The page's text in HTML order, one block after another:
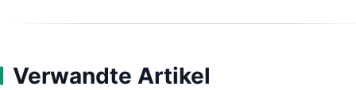
Verwandte Artikel